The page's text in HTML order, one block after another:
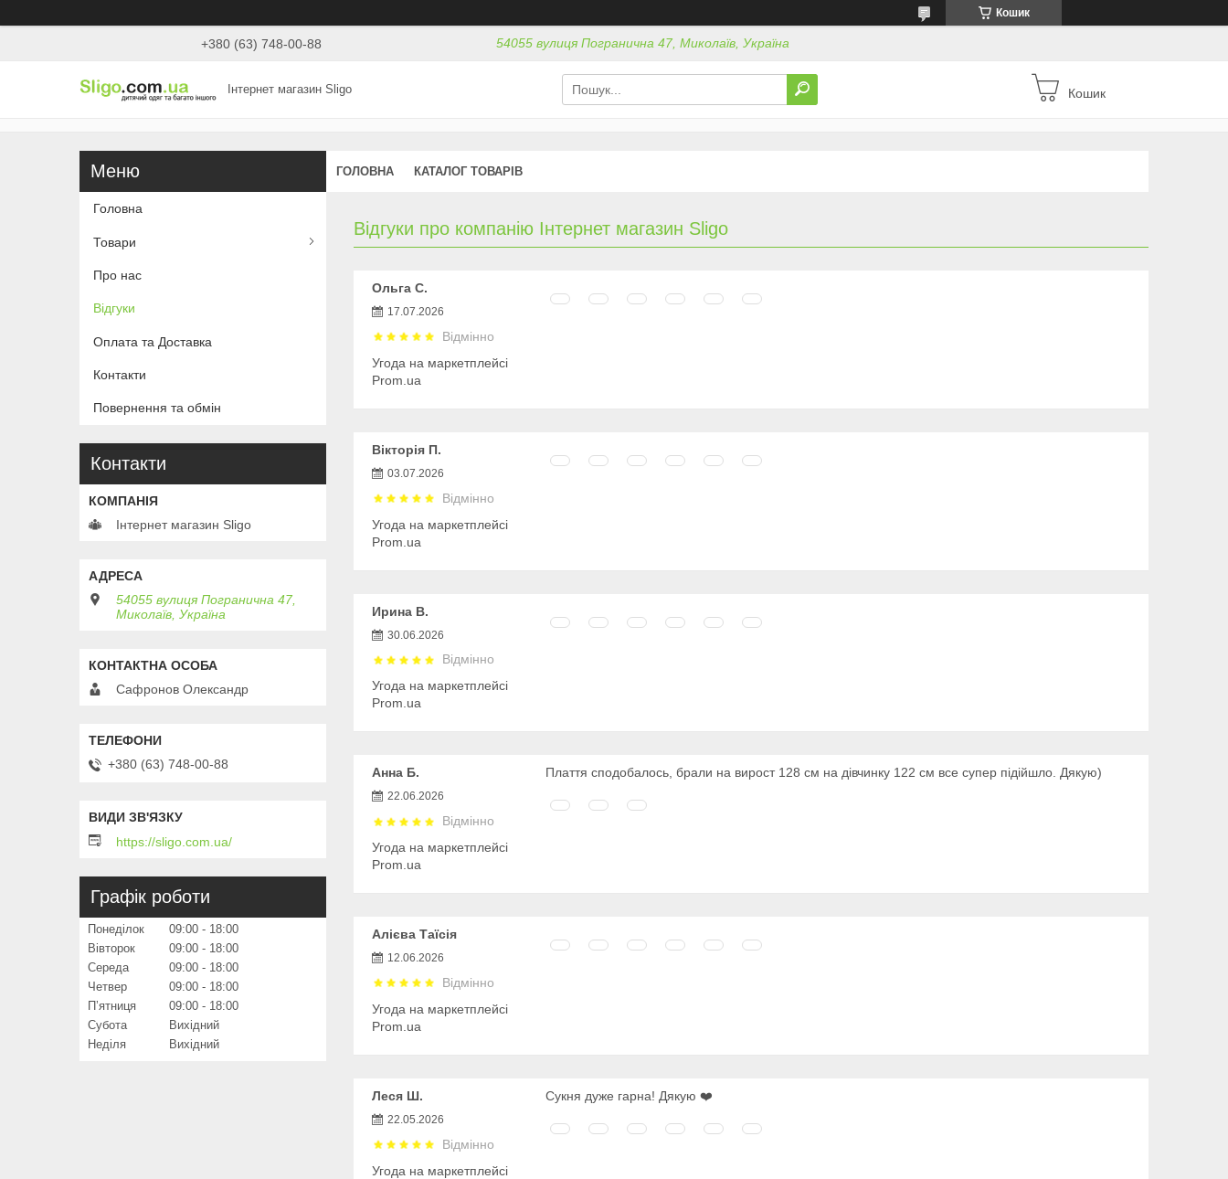
Кошик
+380 (63) 748-00-88 54055 вулиця Погранична 47, Миколаїв, Україна
Інтернет магазин Sligo Кошик
ГОЛОВНА КАТАЛОГ ТОВАРІВ
Відгуки про компанію Інтернет магазин Sligo
Ольга С.
17.07.2026
Відмінно
Угода на маркетплейсі
Prom.ua
Вікторія П.
03.07.2026
Відмінно
Угода на маркетплейсі
Prom.ua
Ирина В.
30.06.2026
Відмінно
Угода на маркетплейсі
Prom.ua
Анна Б.
22.06.2026
Відмінно
Угода на маркетплейсі
Prom.ua
Плаття сподобалось, брали на вирост 128 см на дівчинку 122 см все супер підійшло. Дякую)
Алієва Таїсія
12.06.2026
Відмінно
Угода на маркетплейсі
Prom.ua
Леся Ш.
22.05.2026
Відмінно
Угода на маркетплейсі
Сукня дуже гарна! Дякую ❤️
Головна
Товари
Про нас
Відгуки
Оплата та Доставка
Контакти
Повернення та обмін
Контакти
Інтернет магазин Sligo
54055 вулиця Погранична 47,
Миколаїв, Україна
Сафронов Олександр
+380 (63) 748-00-88
https://sligo.com.ua/
Графік роботи
Понеділок 09:00
18:00
Вівторок
09:00
18:00
Середа
09:00
18:00
Четвер
09:00
18:00
Пʼятниця
09:00
18:00
Субота
Вихідний
Неділя
Вихідний